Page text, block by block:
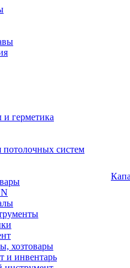
герметика
систем
хозтовары
и инвентарь